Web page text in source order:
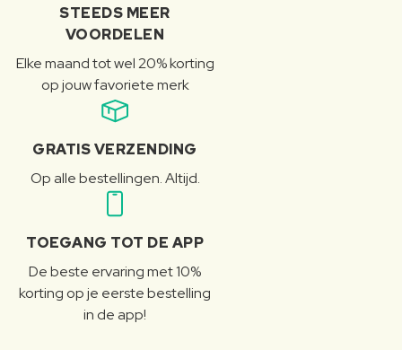
STEEDS MEER
VOORDELEN
Elke maand tot wel 20% korting
op jouw favoriete merk
GRATIS VERZENDING
Op alle bestellingen. Altijd.
TOEGANG TOT DE APP
De beste ervaring met 10%
korting op je eerste bestelling
in de app!